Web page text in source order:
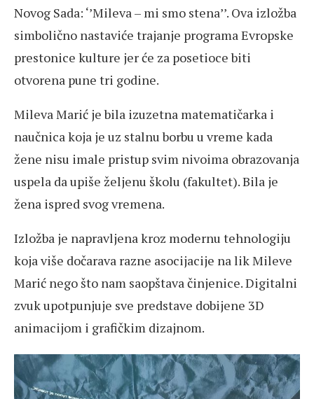
Novog Sada: ‘’Mileva – mi smo stena’’. Ova izložba
simbolično nastaviće trajanje programa Evropske
prestonice kulture jer će za posetioce biti
otvorena pune tri godine.
Mileva Marić je bila izuzetna matematičarka i
naučnica koja je uz stalnu borbu u vreme kada
žene nisu imale pristup svim nivoima obrazovanja
uspela da upiše željenu školu (fakultet). Bila je
žena ispred svog vremena.
Izložba je napravljena kroz modernu tehnologiju
koja više dočarava razne asocijacije na lik Mileve
Marić nego što nam saopštava činjenice. Digitalni
zvuk upotpunjuje sve predstave dobijene 3D
animacijom i grafičkim dizajnom.